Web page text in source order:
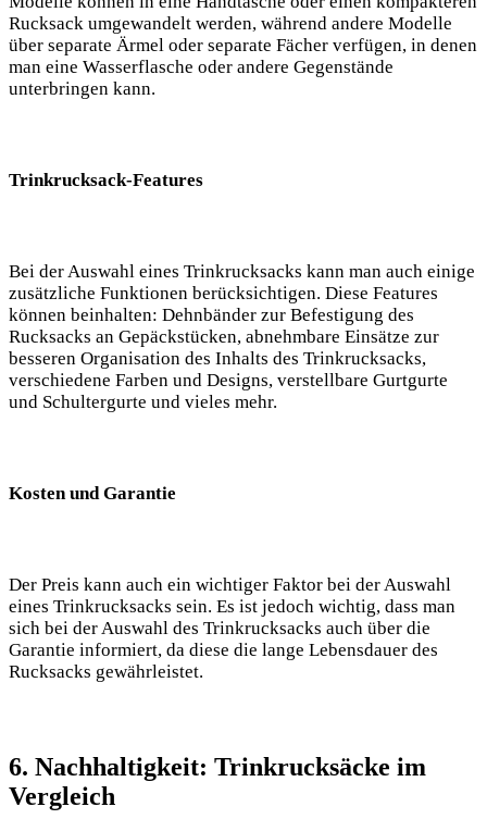
‍Rucksack umgewandelt werden, während andere ‌Modelle
über ⁤separate​ Ärmel⁤ oder separate Fächer ‌verfügen, in denen
​man eine ‌Wasserflasche oder andere Gegenstände
⁤unterbringen kann.
Trinkrucksack-Features
Bei der Auswahl eines Trinkrucksacks⁢ kann man auch einige
zusätzliche⁤ Funktionen berücksichtigen. Diese⁢ Features
können beinhalten: Dehnbänder zur ⁢Befestigung​ des
Rucksacks an Gepäckstücken, abnehmbare ⁣Einsätze zur
besseren Organisation ‌des Inhalts des‌ Trinkrucksacks,
verschiedene⁢ Farben und Designs, verstellbare Gurtgurte
und Schultergurte und vieles⁤ mehr.
Kosten⁢ und⁢ Garantie
Der Preis kann auch ⁤ein ​wichtiger Faktor ⁣bei der Auswahl
eines Trinkrucksacks sein. Es ist⁣ jedoch wichtig, dass man
‌sich ‌bei der Auswahl des Trinkrucksacks auch⁤ über die
Garantie ⁣informiert, da diese ⁤die lange Lebensdauer ⁣des​
Rucksacks⁣ gewährleistet.
6. Nachhaltigkeit: Trinkrucksäcke im
Vergleich